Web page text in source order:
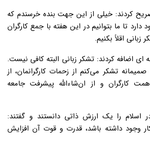
کردند: خیلی از این جهت بنده خرسندم که
دارد تا ما بتوانیم در این هفته با جمع کارگران
اقلاً بکنیم.
اضافه کردند: تشکر زبانی البته کافی نیست.
تشکر می‌کنم از زحمات کارگرانمان، از
کارگران و از ان‌شاءالله پیشرفت جامعه‌
اسلام را یک ارزش ذاتی دانستند و گفتند:
وجود داشته باشد، قدرت و قوت آن افزایش